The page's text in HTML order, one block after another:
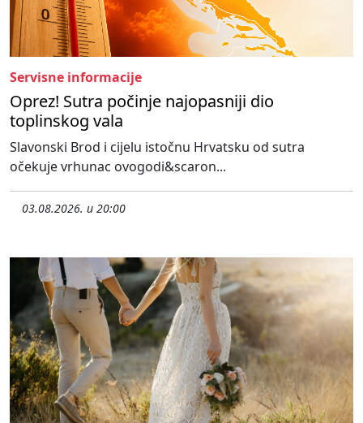
Servisne informacije
Oprez! Sutra počinje najopasniji dio
toplinskog vala
Slavonski Brod i cijelu istočnu Hrvatsku od sutra
očekuje vrhunac ovogodi&scaron...
03.08.2026. u 20:00